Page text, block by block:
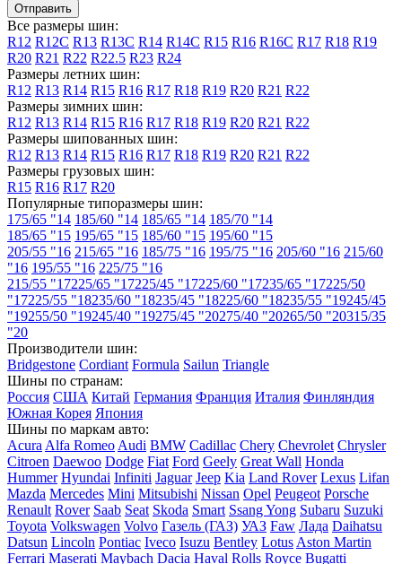
Perodua
Peugeot
Plymouth
Polaris
Pontiac
Porsche
Proton
Qiantu
Ram
Ravon
Renault
Renault Samsung
Roewe
Rolls-Royce
Rover
Saab
Saturn
Scion
Seat
Все размеры шин:
R12 R12C R13 R13C R14 R14C R15 R16 R16C R17 R18 R19
R20 R21 R22 R22.5 R23 R24
Размеры летних шин:
R12 R13 R14 R15 R16 R17 R18 R19 R20 R21 R22
Размеры зимних шин:
R12 R13 R14 R15 R16 R17 R18 R19 R20 R21 R22
Размеры шипованных шин:
R12 R13 R14 R15 R16 R17 R18 R19 R20 R21 R22
Размеры грузовых шин:
R15 R16 R17 R20
Популярные типоразмеры шин:
175/65 "14 185/60 "14 185/65 "14 185/70 "14
185/65 "15 195/65 "15 185/60 "15 195/60 "15
205/55 "16 215/65 "16 185/75 "16 195/75 "16 205/60 "16 215/60
"16 195/55 "16 225/75 "16
215/55 "17225/65 "17225/45 "17225/60 "17235/65 "17225/50
"17225/55 "18235/60 "18235/45 "18225/60 "18235/55 "19245/45
"19255/50 "19245/40 "19275/45 "20275/40 "20265/50 "20315/35
"20
Производители шин:
Bridgestone Cordiant Formula Sailun Triangle
Шины по странам:
Россия США Китай Германия Франция Италия Финляндия
Южная Корея Япония
Шины по маркам авто:
Acura Alfa Romeo Audi BMW Cadillac Chery Chevrolet Chrysler
Citroen Daewoo Dodge Fiat Ford Geely Great Wall Honda
Hummer Hyundai Infiniti Jaguar Jeep Kia Land Rover Lexus Lifan
Mazda Mercedes Mini Mitsubishi Nissan Opel Peugeot Porsche
Renault Rover Saab Seat Skoda Smart Ssang Yong Subaru Suzuki
Toyota Volkswagen Volvo Газель (ГАЗ) УАЗ Faw Лада Daihatsu
Datsun Lincoln Pontiac Iveco Isuzu Bentley Lotus Aston Martin
Ferrari Maserati Maybach Dacia Haval Rolls Royce Bugatti